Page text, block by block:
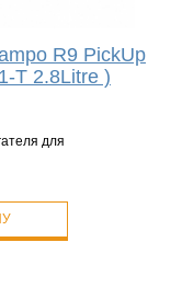
R9 PickUp
T 2.8Litre )
для